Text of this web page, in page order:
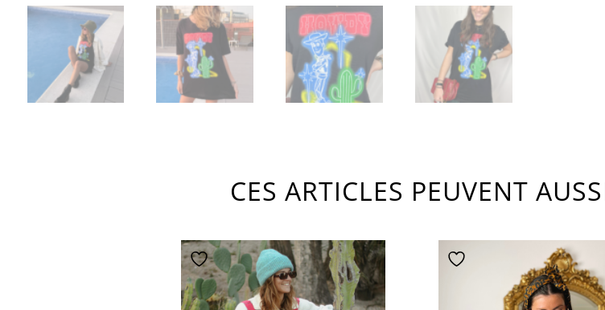
CES ARTICLES PEUVENT